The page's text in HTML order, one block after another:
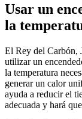
Usar un
la
El Rey del Carbón,
utilizar un
la temperatura
generar un calor
ayuda a reducir el
adecuada y hará